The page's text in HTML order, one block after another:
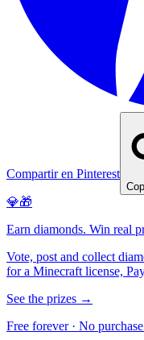
Compartir en Pinterest
💎🎁
Earn diamonds. Win real
Vote, post and collect
for a Minecraft license,
See the prizes →
Free forever · No